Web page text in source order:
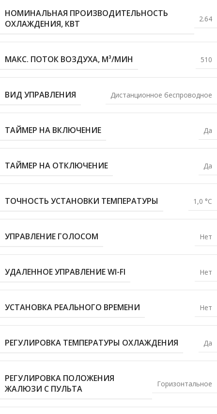
НОМИНАЛЬНАЯ ПРОИЗВОДИТЕЛЬНОСТЬ
ОХЛАЖДЕНИЯ, КВТ
2.64
МАКС. ПОТОК ВОЗДУХА, М³/МИН 510
ВИД УПРАВЛЕНИЯ Дистанционное беспроводное
ТАЙМЕР НА ВКЛЮЧЕНИЕ Да
ТАЙМЕР НА ОТКЛЮЧЕНИЕ Да
ТОЧНОСТЬ УСТАНОВКИ ТЕМПЕРАТУРЫ 1,0 °С
УПРАВЛЕНИЕ ГОЛОСОМ Нет
УДАЛЕННОЕ УПРАВЛЕНИЕ WI-FI Нет
УСТАНОВКА РЕАЛЬНОГО ВРЕМЕНИ Нет
РЕГУЛИРОВКА ТЕМПЕРАТУРЫ ОХЛАЖДЕНИЯ Да
РЕГУЛИРОВКА ПОЛОЖЕНИЯ
ЖАЛЮЗИ С ПУЛЬТА
Горизонтальное